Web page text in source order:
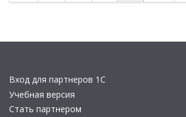
Вход для партнеров 1С
Учебная версия
Стать партнером